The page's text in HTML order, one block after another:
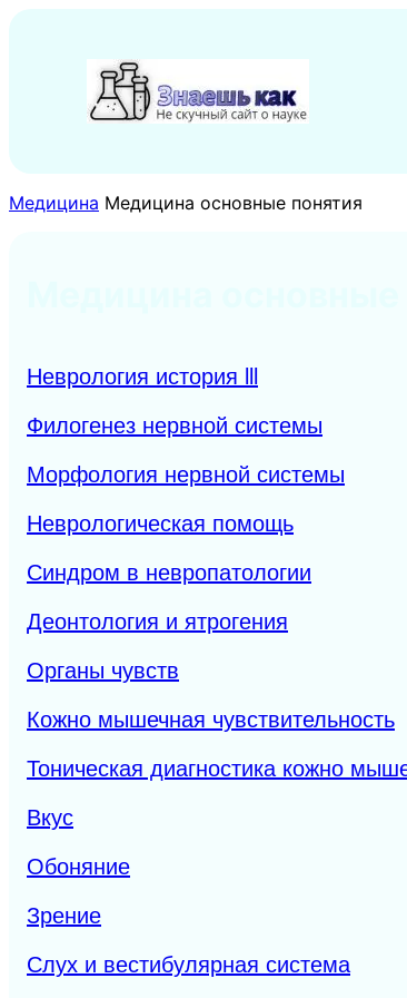
содержимому
Медицина Медицина основные понятия
Неврология история lll
Филогенез нервной системы
Морфология нервной системы
Неврологическая помощь
Синдром в невропатологии
Деонтология и ятрогения
Органы чувств
Кожно мышечная чувствительность
Тоническая диагностика кожно
Вкус
Обоняние
Зрение
Слух и вестибулярная система